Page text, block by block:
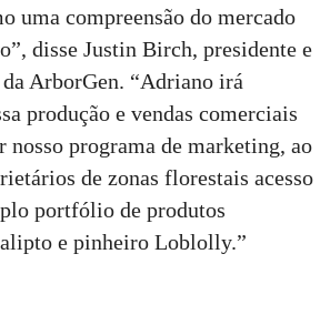
uma compreensão do mercado
disse Justin Birch, presidente e
ArborGen. “Adriano irá
produção e vendas comerciais
programa de marketing, ao
de zonas florestais acesso
portfólio de produtos
e pinheiro Loblolly.”